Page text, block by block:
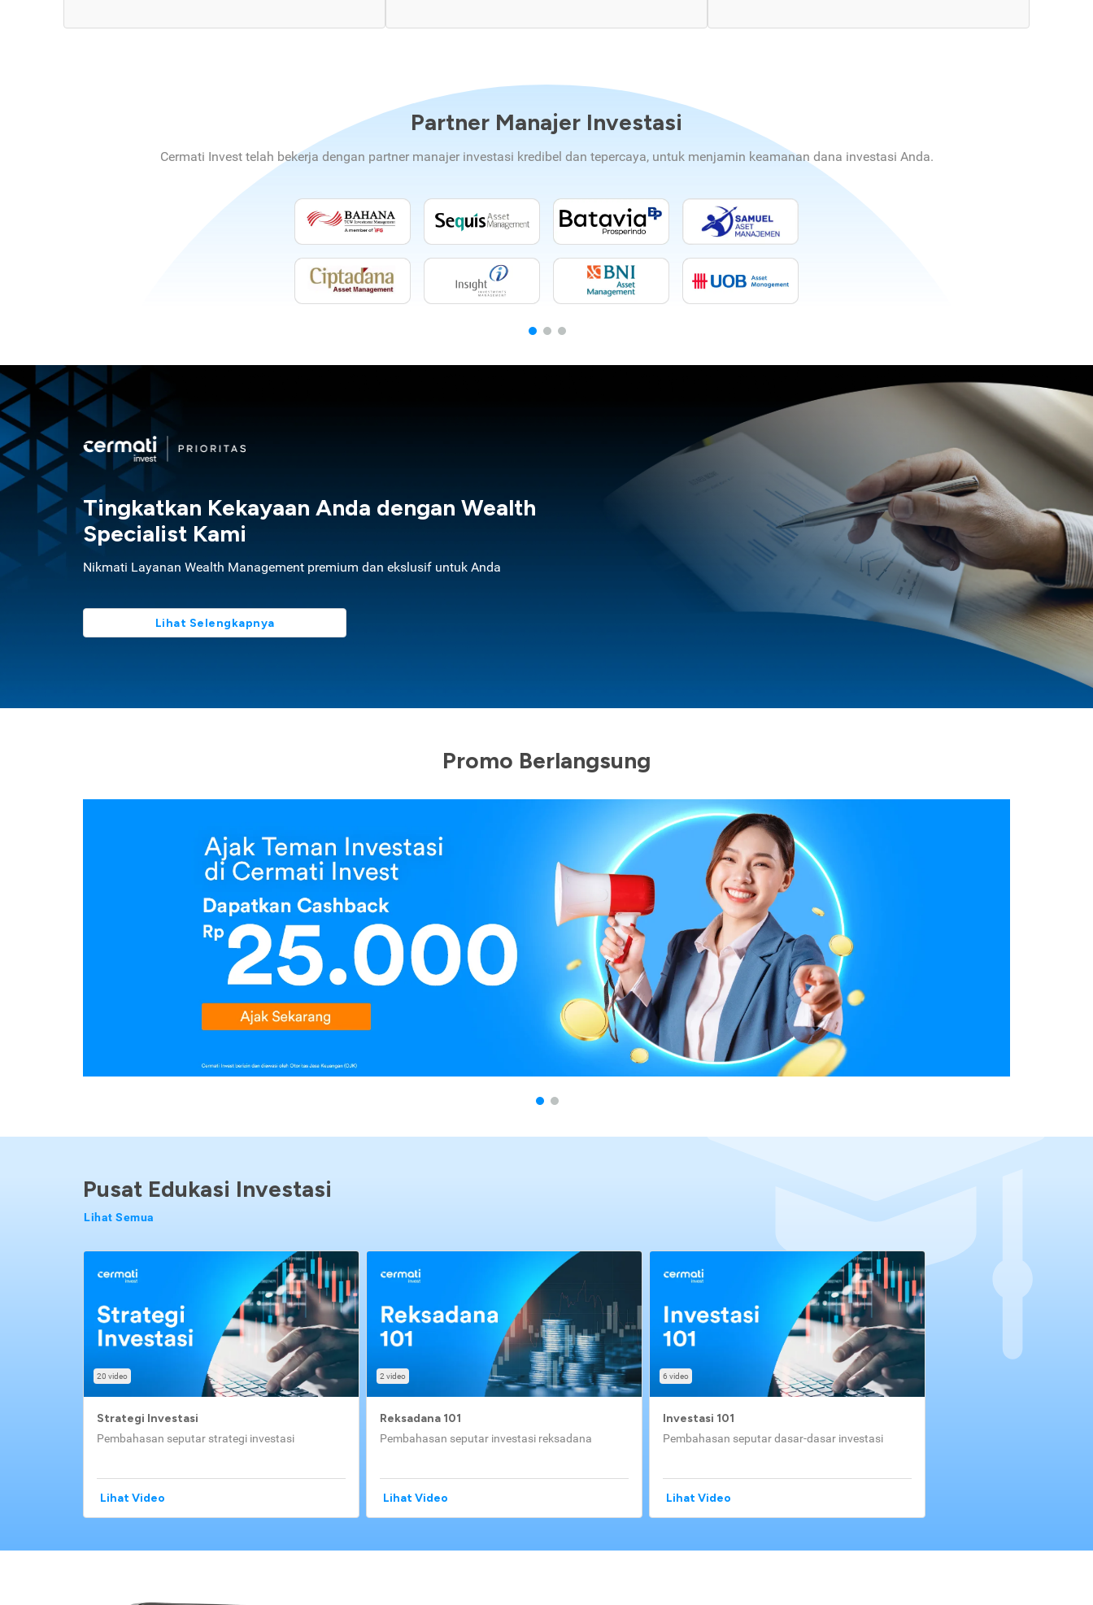
Partner Manajer Investasi
Cermati Invest telah bekerja dengan partner manajer investasi kredibel dan tepercaya, untuk menjamin keamanan dana investasi Anda.
Tingkatkan Kekayaan Anda dengan Wealth
Specialist Kami
Nikmati Layanan Wealth Management premium dan ekslusif untuk Anda
Lihat Selengkapnya
Promo Berlangsung
Pusat Edukasi Investasi
Lihat Semua
20 video
Strategi Investasi
Pembahasan seputar strategi investasi
Lihat Video
2 video
Reksadana 101
Pembahasan seputar investasi reksadana
Lihat Video
6 video
Investasi 101
Pembahasan seputar dasar-dasar investasi
Lihat Video